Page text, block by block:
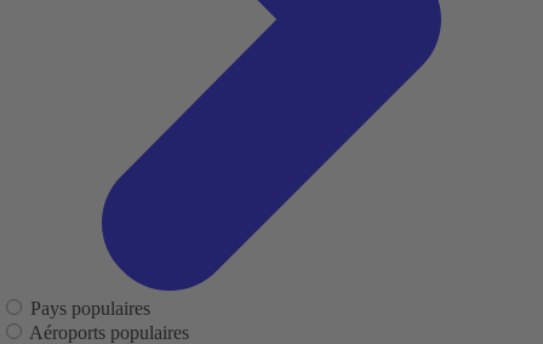
Pays populaires
Aéroports populaires